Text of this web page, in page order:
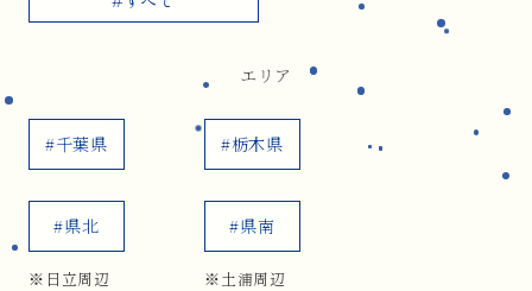
エリア
#千葉県 #栃木県
#県北
※日立周辺
#県南
※土浦周辺